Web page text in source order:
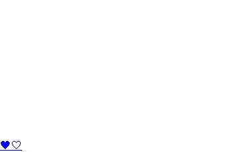
🏆 فقط ۴ دقیقه با عضویت رسمی در باشگاه یوونتوس فاصله دارید! به خانواده بیانکونری بپیوندید و بخشی از افتخار باشید 🖤🤍